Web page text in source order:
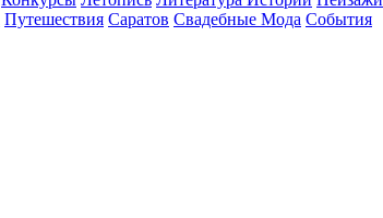
Путешествия Саратов Свадебные Мода События